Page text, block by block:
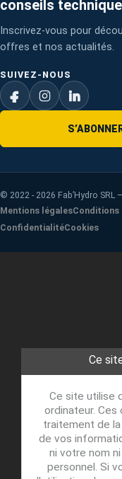
conseils
Inscrivez-vous pour
offres et nos actualités.
SUIVEZ-NOUS
© 2022 - 2026 Fab’Hydro
Mentions légalesConditions
ConfidentialitéCookies
Ce
Ce site utilise
ordinateur.
traitement de
de vos
ni votre nom
personnel. Si